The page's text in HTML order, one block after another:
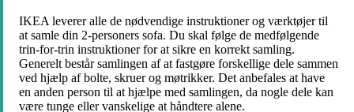
IKEA leverer alle de nødvendige instruktioner og værktøjer til
at samle din 2-personers sofa. Du skal følge de medfølgende
trin-for-trin instruktioner for at sikre en korrekt samling.
Generelt består samlingen af at fastgøre forskellige dele sammen
ved hjælp af bolte, skruer og møtrikker. Det anbefales at have
en anden person til at hjælpe med samlingen, da nogle dele kan
være tunge eller vanskelige at håndtere alene.